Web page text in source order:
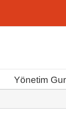
Yönetim